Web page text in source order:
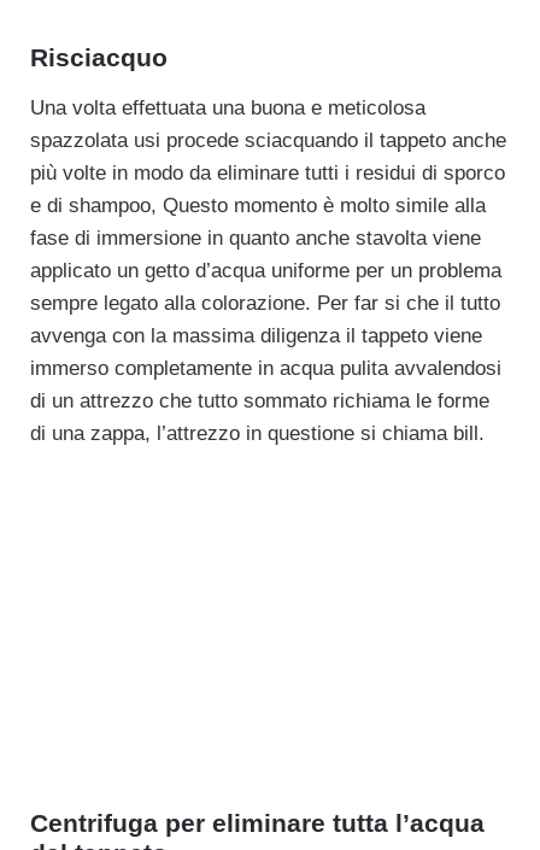
Risciacquo
Una volta effettuata una buona e meticolosa
spazzolata usi procede sciacquando il tappeto anche
più volte in modo da eliminare tutti i residui di sporco
e di shampoo, Questo momento è molto simile alla
fase di immersione in quanto anche stavolta viene
applicato un getto d’acqua uniforme per un problema
sempre legato alla colorazione. Per far si che il tutto
avvenga con la massima diligenza il tappeto viene
immerso completamente in acqua pulita avvalendosi
di un attrezzo che tutto sommato richiama le forme
di una zappa, l’attrezzo in questione si chiama bill.
Centrifuga per eliminare tutta l’acqua